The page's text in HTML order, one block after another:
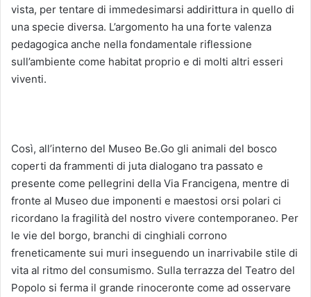
vista, per tentare di immedesimarsi addirittura in quello di
una specie diversa. L’argomento ha una forte valenza
pedagogica anche nella fondamentale riflessione
sull’ambiente come habitat proprio e di molti altri esseri
viventi.
Così, all’interno del Museo Be.Go gli animali del bosco
coperti da frammenti di juta dialogano tra passato e
presente come pellegrini della Via Francigena, mentre di
fronte al Museo due imponenti e maestosi orsi polari ci
ricordano la fragilità del nostro vivere contemporaneo. Per
le vie del borgo, branchi di cinghiali corrono
freneticamente sui muri inseguendo un inarrivabile stile di
vita al ritmo del consumismo. Sulla terrazza del Teatro del
Popolo si ferma il grande rinoceronte come ad osservare